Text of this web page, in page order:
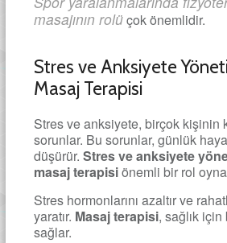
masajının rolüçok önemlidir.
Stres ve Anksiyete
Masaj Terapisi
Stres ve anksiyete, birçok kişinin
sorunlar. Bu sorunlar, günlük
düşürür. Stres ve anksiyete
masaj terapisiönemli bir rol
Stres hormonlarını azaltır ve
yaratır. Masaj terapisi, sağlık
sağlar.